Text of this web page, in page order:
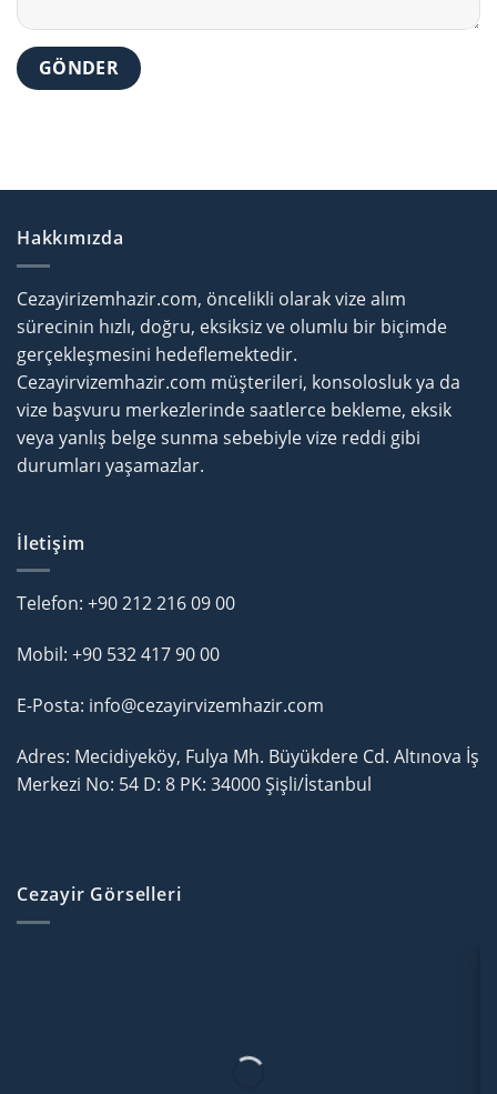
Hakkımızda
Cezayirizemhazir.com, öncelikli olarak vize alım
sürecinin hızlı, doğru, eksiksiz ve olumlu bir biçimde
gerçekleşmesini hedeflemektedir.
Cezayirvizemhazir.com müşterileri, konsolosluk ya da
vize başvuru merkezlerinde saatlerce bekleme, eksik
veya yanlış belge sunma sebebiyle vize reddi gibi
durumları yaşamazlar.
İletişim
Telefon: +90 212 216 09 00
Mobil: +90 532 417 90 00
E-Posta: info@cezayirvizemhazir.com
Adres: Mecidiyeköy, Fulya Mh. Büyükdere Cd. Altınova İş
Merkezi No: 54 D: 8 PK: 34000 Şişli/İstanbul
Cezayir Görselleri